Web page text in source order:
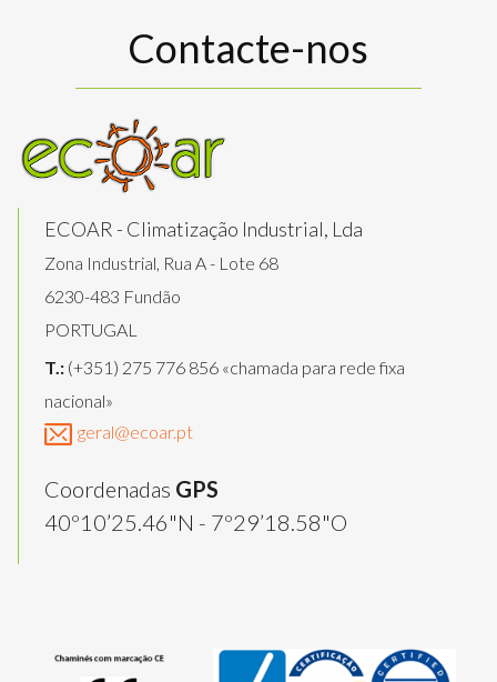
Contacte-nos
ECOAR - Climatização Industrial, Lda
Zona Industrial, Rua A - Lote 68
6230-483 Fundão
PORTUGAL
T.: (+351) 275 776 856 «chamada para rede fixa
nacional»
geral@ecoar.pt
Coordenadas GPS
40º10’25.46"N - 7º29’18.58"O